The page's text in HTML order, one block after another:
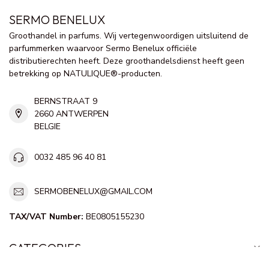
SERMO BENELUX
Groothandel in parfums. Wij vertegenwoordigen uitsluitend de
parfummerken waarvoor Sermo Benelux officiële
distributierechten heeft. Deze groothandelsdienst heeft geen
betrekking op NATULIQUE®-producten.
BERNSTRAAT 9
2660 ANTWERPEN
BELGIE
0032 485 96 40 81
SERMOBENELUX@GMAIL.COM
TAX/VAT Number: BE0805155230
CATEGORIES